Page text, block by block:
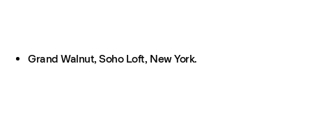
Grand Walnut, Soho Loft, New York.